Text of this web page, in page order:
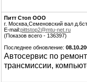
Питт Стоп ООО
г. Москва,Семеновский вал
E-mail:pittstop2@mtu-net.ru
(Показов всего - 136397)
Последнее обновление:
Автосервис по
трансмиссии,